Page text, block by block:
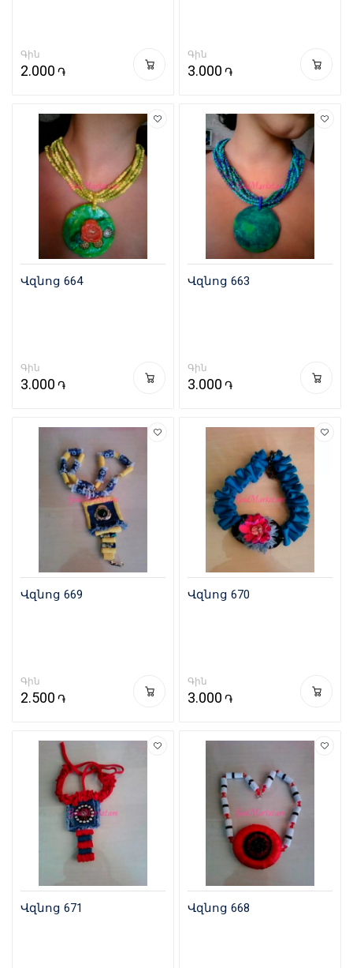
Գին
2.000 ֏
Գին
3.000 ֏
Վզնոց 664
Գին
3.000 ֏
Վզնոց 663
Գին
3.000 ֏
Վզնոց 669
Գին
2.500 ֏
Վզնոց 670
Գին
3.000 ֏
Վզնոց 671 Վզնոց 668